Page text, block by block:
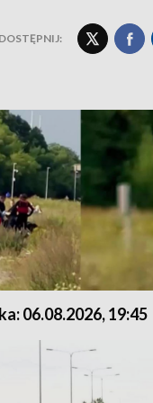
06.08.2026, 19:45